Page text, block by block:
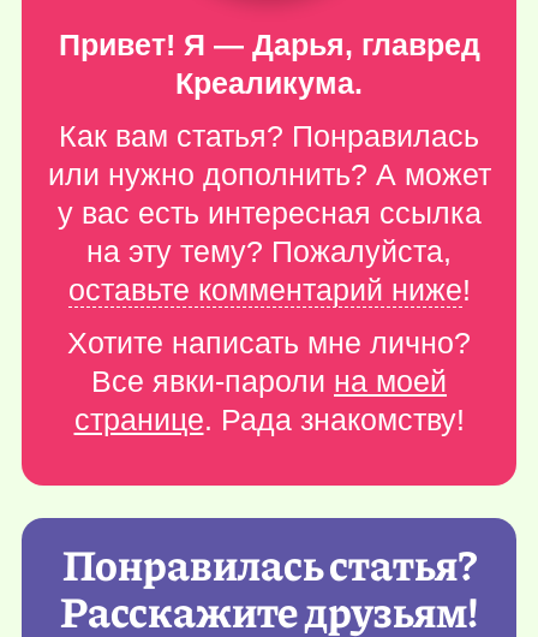
Привет! Я — Дарья, главред
Креаликума.
Как вам статья? Понравилась
или нужно дополнить? А может
у вас есть интересная ссылка
на эту тему? Пожалуйста,
оставьте комментарий ниже!
Хотите написать мне лично?
Все явки-пароли на моей
странице. Рада знакомству!
Понравилась статья?
Расскажите друзьям!